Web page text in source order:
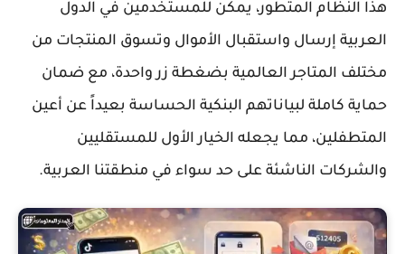
هذا النظام المتطور، يمكن للمستخدمين في الدول
العربية إرسال واستقبال الأموال وتسوق المنتجات من
مختلف المتاجر العالمية بضغطة زر واحدة، مع ضمان
حماية كاملة لبياناتهم البنكية الحساسة بعيداً عن أعين
المتطفلين، مما يجعله الخيار الأول للمستقليين
والشركات الناشئة على حد سواء في منطقتنا العربية.